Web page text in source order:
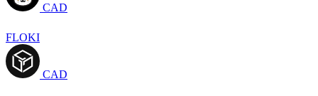
CAD
FLOKI
CAD